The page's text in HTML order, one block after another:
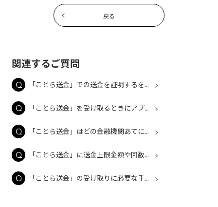
戻る
関連するご質問
「ことら送金」での送金を証明するを...
「ことら送金」を受け取るときにアプ...
「ことら送金」はどの金融機関あてに...
「ことら送金」に送金上限金額や回数...
「ことら送金」の受け取りに必要な手...